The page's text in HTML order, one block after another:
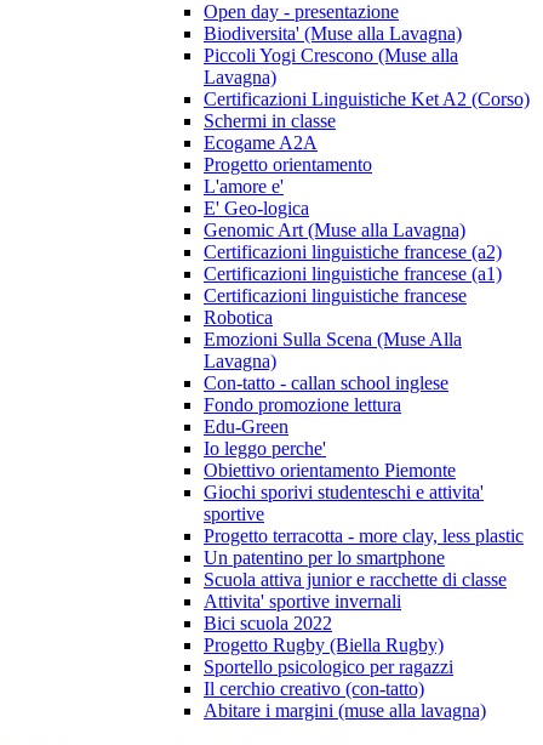
Open day - presentazione
Biodiversita' (Muse alla Lavagna)
Piccoli Yogi Crescono (Muse alla
Lavagna)
Certificazioni Linguistiche Ket A2 (Corso)
Schermi in classe
Ecogame A2A
Progetto orientamento
L'amore e'
E' Geo-logica
Genomic Art (Muse alla Lavagna)
Certificazioni linguistiche francese (a2)
Certificazioni linguistiche francese (a1)
Certificazioni linguistiche francese
Robotica
Emozioni Sulla Scena (Muse Alla
Lavagna)
Con-tatto - callan school inglese
Fondo promozione lettura
Edu-Green
Io leggo perche'
Obiettivo orientamento Piemonte
Giochi sporivi studenteschi e attivita'
sportive
Progetto terracotta - more clay, less plastic
Un patentino per lo smartphone
Scuola attiva junior e racchette di classe
Attivita' sportive invernali
Bici scuola 2022
Progetto Rugby (Biella Rugby)
Sportello psicologico per ragazzi
Il cerchio creativo (con-tatto)
Abitare i margini (muse alla lavagna)